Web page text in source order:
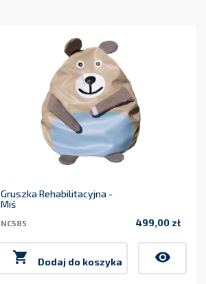
Gruszka Rehabilitacyjna -
Miś
NC585 499,00 zł
 Dodaj do koszyka visibility